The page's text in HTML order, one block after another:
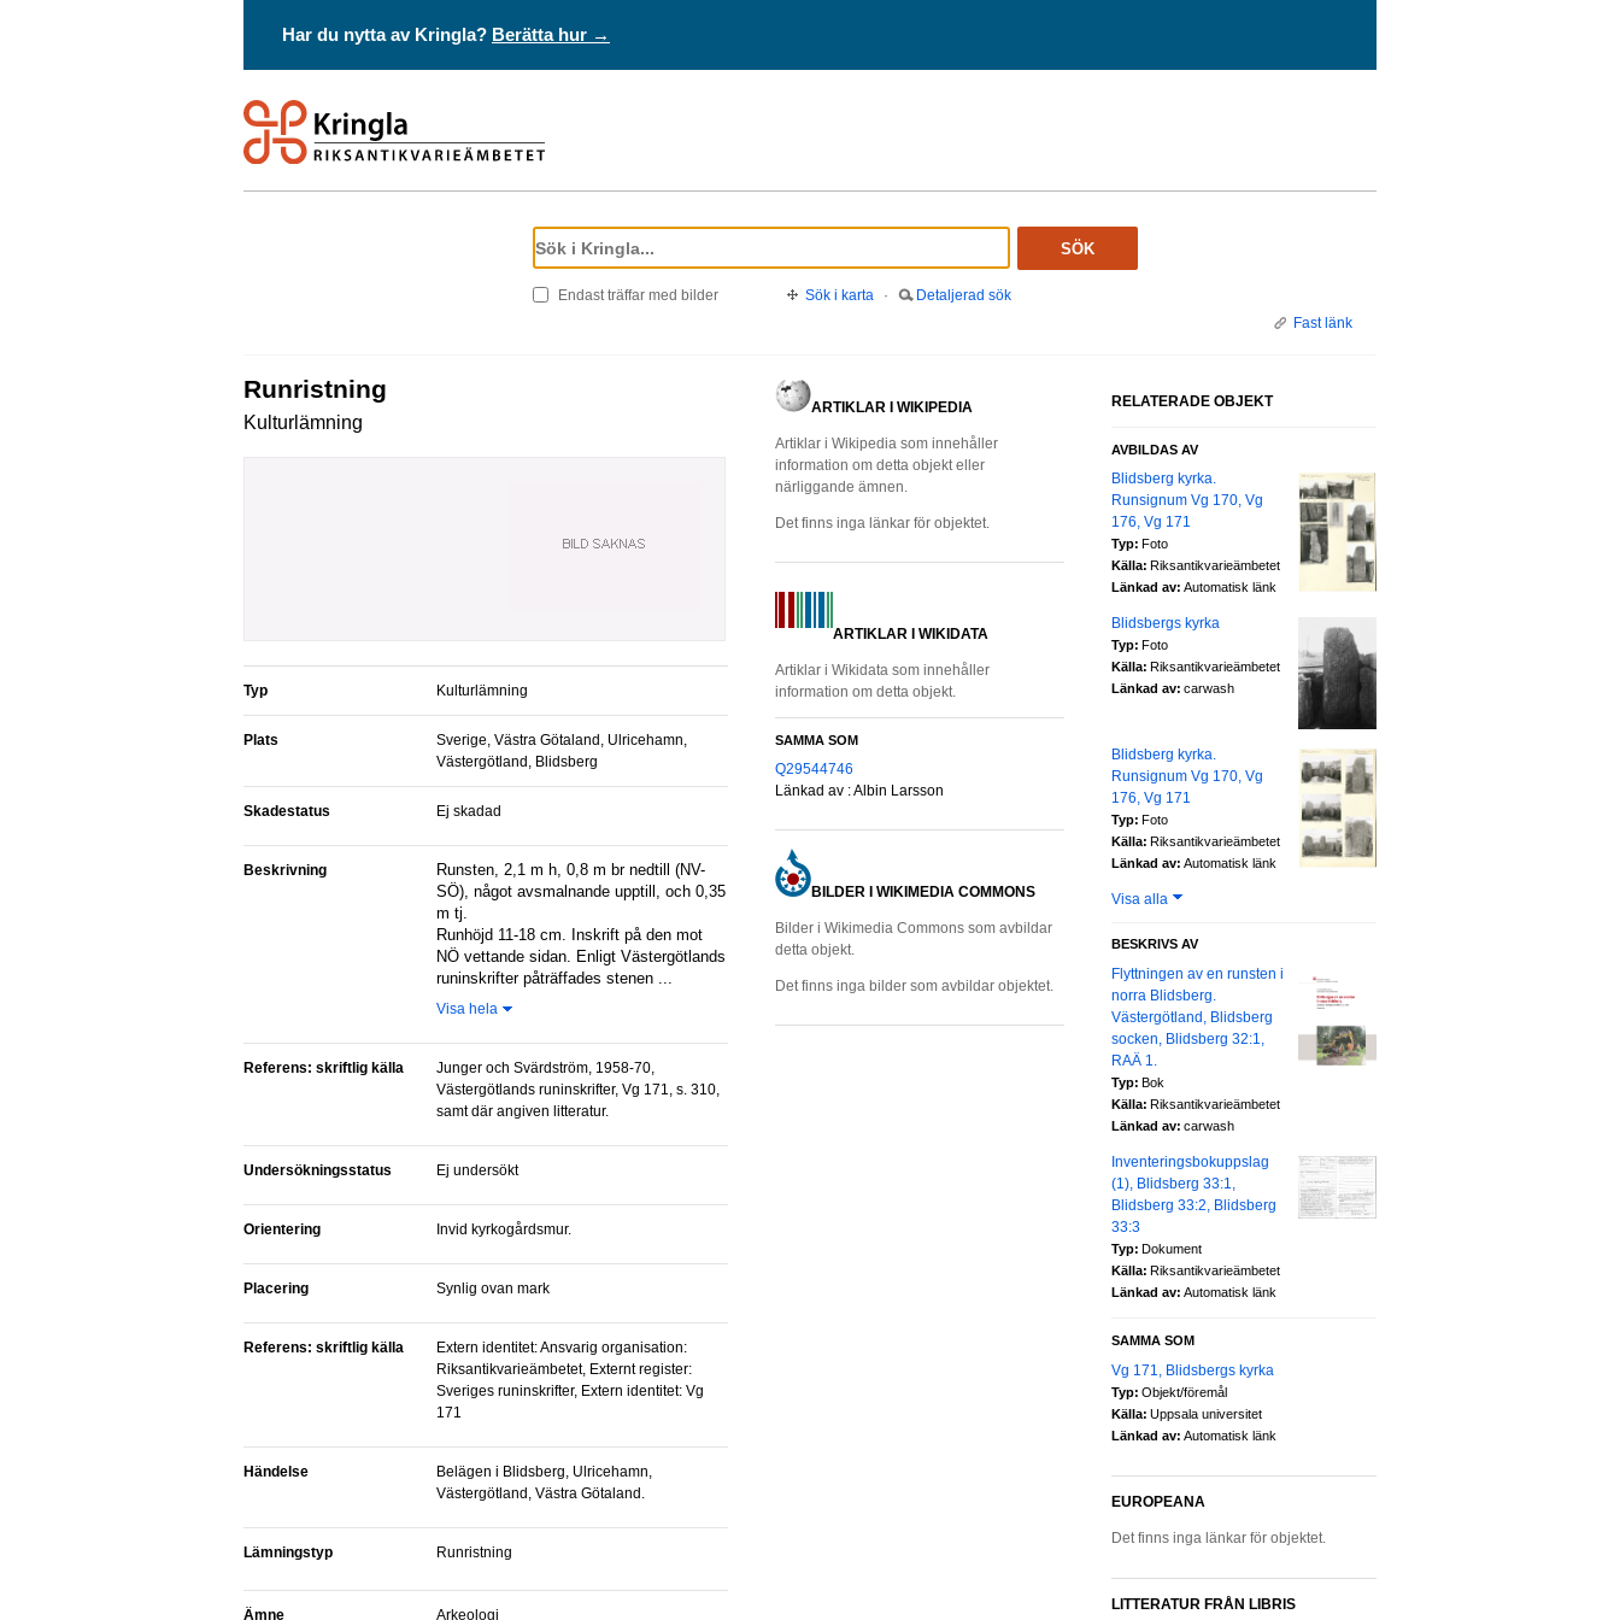
Har du nytta av Kringla? Berätta hur →
SÖK
Endast träffar med bilder Sök i karta ·
Detaljerad sök
Fast länk
ARTIKLAR I WIKIPEDIA
Artiklar i Wikipedia som innehåller
information om detta objekt eller
närliggande ämnen.
Det finns inga länkar för objektet.
ARTIKLAR I WIKIDATA
Artiklar i Wikidata som innehåller
information om detta objekt.
SAMMA SOM
Q29544746
Länkad av :Albin Larsson
BILDER I WIKIMEDIA COMMONS
Bilder i Wikimedia Commons som avbildar
detta objekt.
Det finns inga bilder som avbildar objektet.
Runristning
Kulturlämning
Typ Kulturlämning
Plats
Sverige, Västra Götaland, Ulricehamn,
Västergötland, Blidsberg
Skadestatus Ej skadad
Beskrivning
Runsten, 2,1 m h, 0,8 m br nedtill (NV-
SÖ), något avsmalnande upptill, och 0,35
m tj.
Runhöjd 11-18 cm. Inskrift på den mot
NÖ vettande sidan. Enligt Västergötlands
runinskrifter påträffades stenen ...
Visa hela
Referens: skriftlig källa
Junger och Svärdström, 1958-70,
Västergötlands runinskrifter, Vg 171, s. 310,
samt där angiven litteratur.
Undersökningsstatus Ej undersökt
Orientering Invid kyrkogårdsmur.
Placering Synlig ovan mark
Referens: skriftlig källa
Extern identitet: Ansvarig organisation:
Riksantikvarieämbetet, Externt register:
Sveriges runinskrifter, Extern identitet: Vg
171
Händelse
Belägen i Blidsberg, Ulricehamn,
Västergötland, Västra Götaland.
Lämningstyp Runristning
Ämne
Arkeologi
RELATERADE OBJEKT
AVBILDAS AV
Blidsberg kyrka.
Runsignum Vg 170, Vg
176, Vg 171
Typ: Foto
Källa: Riksantikvarieämbetet
Länkad av: Automatisk länk
Blidsbergs kyrka
Typ: Foto
Källa: Riksantikvarieämbetet
Länkad av: carwash
Blidsberg kyrka.
Runsignum Vg 170, Vg
176, Vg 171
Typ: Foto
Källa: Riksantikvarieämbetet
Länkad av: Automatisk länk
Visa alla
BESKRIVS AV
Flyttningen av en runsten i
norra Blidsberg.
Västergötland, Blidsberg
socken, Blidsberg 32:1,
RAÄ 1.
Typ: Bok
Källa: Riksantikvarieämbetet
Länkad av: carwash
Inventeringsbokuppslag
(1), Blidsberg 33:1,
Blidsberg 33:2, Blidsberg
33:3
Typ: Dokument
Källa: Riksantikvarieämbetet
Länkad av: Automatisk länk
SAMMA SOM
Vg 171, Blidsbergs kyrka
Typ: Objekt/föremål
Källa: Uppsala universitet
Länkad av: Automatisk länk
EUROPEANA
Det finns inga länkar för objektet.
LITTERATUR FRÅN LIBRIS